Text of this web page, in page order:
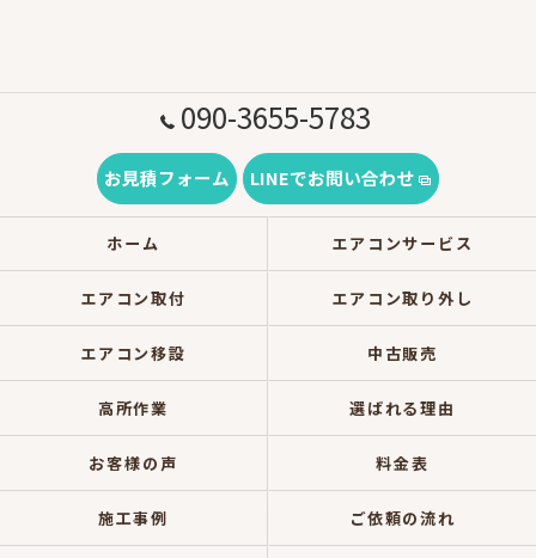
090-3655-5783
お見積フォーム LINEでお問い合わせ
ホーム エアコンサービス
エアコン取付 エアコン取り外し
エアコン移設 中古販売
高所作業 選ばれる理由
お客様の声 料金表
施工事例 ご依頼の流れ